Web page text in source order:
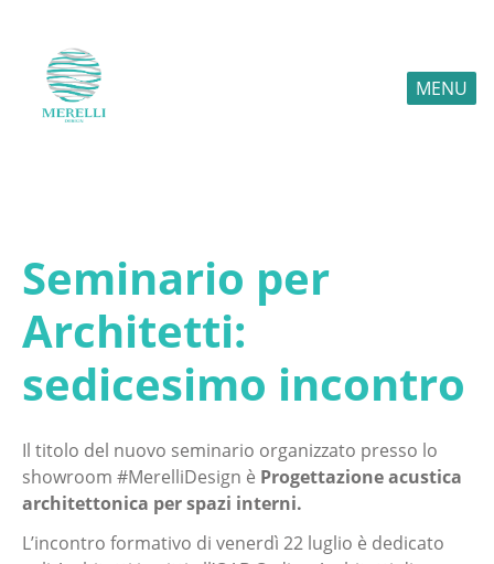
MENU
Seminario per
Architetti:
sedicesimo incontro
Il titolo del nuovo seminario organizzato presso lo
showroom #MerelliDesign è Progettazione acustica
architettonica per spazi interni.
L’incontro formativo di venerdì 22 luglio è dedicato